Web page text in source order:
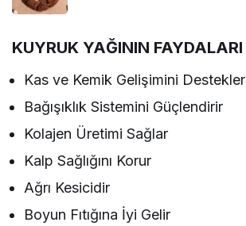
KUYRUK YAĞININ FAYDALARI
Kas ve Kemik Gelişimini Destekler
Bağışıklık Sistemini Güçlendirir
Kolajen Üretimi Sağlar
Kalp Sağlığını Korur
Ağrı Kesicidir
Boyun Fıtığına İyi Gelir